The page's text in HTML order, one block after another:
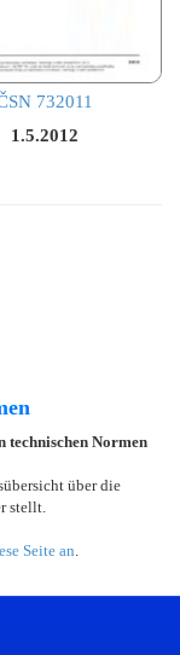
732011
1.5.2012
technischen Normen
über die
stellt.
Seite an